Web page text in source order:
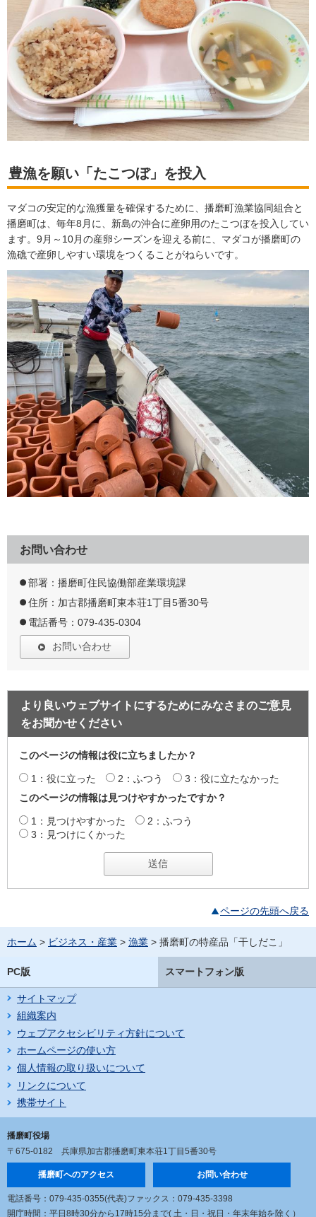
豊漁を願い「たこつぼ」を投入
マダコの安定的な漁獲量を確保するために、播磨町漁業協同組合と
播磨町は、毎年8月に、新島の沖合に産卵用のたこつぼを投入してい
ます。9月～10月の産卵シーズンを迎える前に、マダコが播磨町の
漁礁で産卵しやすい環境をつくることがねらいです。
お問い合わせ
部署：播磨町住民協働部産業環境課
住所：加古郡播磨町東本荘1丁目5番30号
電話番号：079-435-0304
お問い合わせ
より良いウェブサイトにするためにみなさまのご意見
をお聞かせください
このページの情報は役に立ちましたか？
1：役に立った 2：ふつう
3：役に立たなかった
このページの情報は見つけやすかったですか？
1：見つけやすかった
2：ふつう
3：見つけにくかった
ページの先頭へ戻る
ホーム > ビジネス・産業 > 漁業 > 播磨町の特産品「干しだこ」
PC版 スマートフォン版
サイトマップ
組織案内
ウェブアクセシビリティ方針について
ホームページの使い方
個人情報の取り扱いについて
リンクについて
携帯サイト
播磨町役場
〒675-0182 兵庫県加古郡播磨町東本荘1丁目5番30号
播磨町へのアクセス お問い合わせ
電話番号：079-435-0355(代表)ファックス：079-435-3398
開庁時間：平日8時30分から17時15分まで( 土・日・祝日・年末年始を除く）